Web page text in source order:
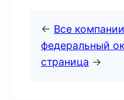
← Все
федеральный
страница →